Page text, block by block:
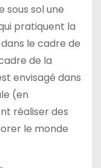
sous sol une
pratiquent la
le cadre de
de la
envisagé dans
(en
réaliser des
le monde